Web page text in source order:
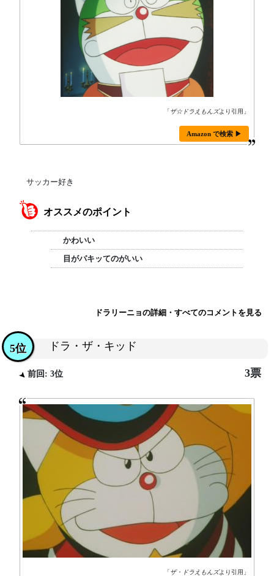
「ザ☆ドラえもんズより引用」
Amazon で検索 ▶
サッカー好き
オススメのポイント
かわいい
目がパキッてのがいい
ドラリーニョの詳細・すべてのコメントを見る
ドラ・ザ・キッド
5位
前回: 3位 3票
「ザ・ドラえもんズより引用」